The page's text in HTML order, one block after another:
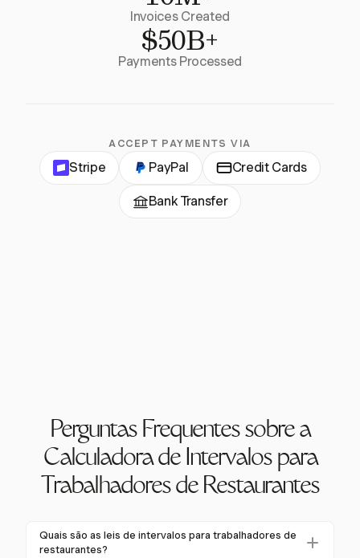
Invoices Created
$50B+
Payments Processed
ACCEPT PAYMENTS VIA
Stripe PayPal Credit Cards
Bank Transfer
Perguntas Frequentes sobre a
Calculadora de Intervalos para
Trabalhadores de Restaurantes
Quais são as leis de intervalos para trabalhadores de
restaurantes?